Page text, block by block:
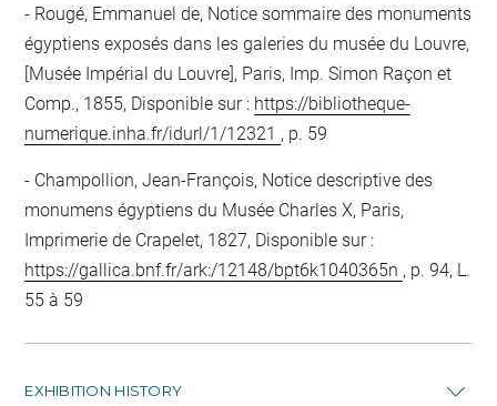
Rougé, Emmanuel de, Notice sommaire des monuments
égyptiens exposés dans les galeries du musée du Louvre,
[Musée Impérial du Louvre], Paris, Imp. Simon Raçon et
Comp., 1855, Disponible sur : https://bibliotheque-
numerique.inha.fr/idurl/1/12321 , p. 59
Champollion, Jean-François, Notice descriptive des
monumens égyptiens du Musée Charles X, Paris,
Imprimerie de Crapelet, 1827, Disponible sur :
https://gallica.bnf.fr/ark:/12148/bpt6k1040365n , p. 94, L.
55 à 59
EXHIBITION HISTORY